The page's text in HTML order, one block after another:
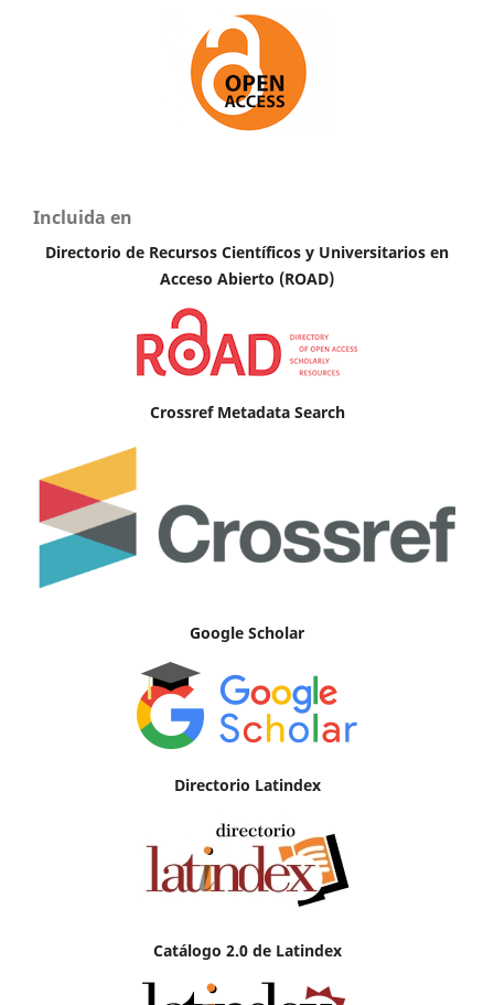
Incluida en
Directorio de Recursos Científicos y Universitarios en
Acceso Abierto (ROAD)
Crossref Metadata Search
Google Scholar
Directorio Latindex
Catálogo 2.0 de Latindex